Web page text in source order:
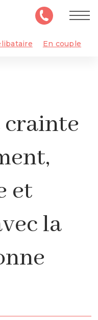
En couple
et
la